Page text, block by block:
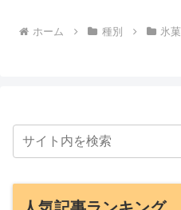
ホーム 種別 氷菓